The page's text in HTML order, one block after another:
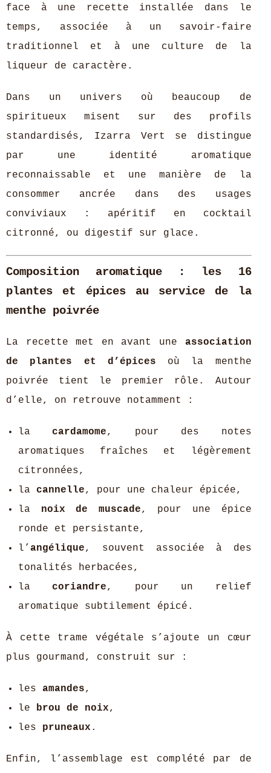
face à une recette installée dans le
temps, associée à un savoir-faire
traditionnel et à une culture de la
liqueur de caractère.
Dans un univers où beaucoup de
spiritueux misent sur des profils
standardisés, Izarra Vert se distingue
par une identité aromatique
reconnaissable et une manière de la
consommer ancrée dans des usages
conviviaux : apéritif en cocktail
citronné, ou digestif sur glace.
Composition aromatique : les 16
plantes et épices au service de la
menthe poivrée
La recette met en avant une association
de plantes et d’épices où la menthe
poivrée tient le premier rôle. Autour
d’elle, on retrouve notamment :
lacardamome, pour des notes
aromatiques fraîches et légèrement
citronnées,
la cannelle, pour une chaleur épicée,
la noix de muscade, pour une épice
ronde et persistante,
l’ angélique, souvent associée à des
tonalités herbacées,
lacoriandre, pour un relief
aromatique subtilement épicé.
À cette trame végétale s’ajoute un cœur
plus gourmand, construit sur :
les amandes,
le brou de noix,
les pruneaux .
Enfin, l’assemblage est complété par de